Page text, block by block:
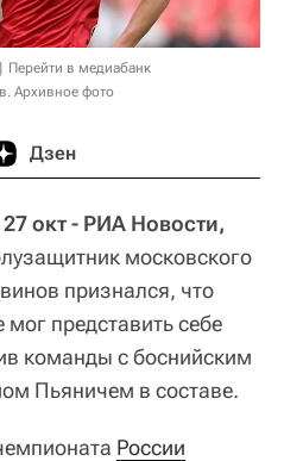
Перейти в медиабанк
Архивное фото
Дзен
окт - РИА Новости,
московского
признался, что
мог представить себе
команды с боснийским
Пьяничем в составе.
России